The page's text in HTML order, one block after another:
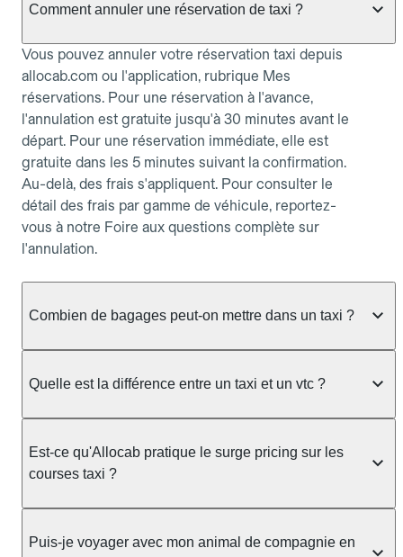
Comment annuler une réservation de taxi ?
Vous pouvez annuler votre réservation taxi depuis
allocab.com ou l'application, rubrique Mes
réservations. Pour une réservation à l'avance,
l'annulation est gratuite jusqu'à 30 minutes avant le
départ. Pour une réservation immédiate, elle est
gratuite dans les 5 minutes suivant la confirmation.
Au-delà, des frais s'appliquent. Pour consulter le
détail des frais par gamme de véhicule, reportez-
vous à notre Foire aux questions complète sur
l'annulation.
Combien de bagages peut-on mettre dans un taxi ?
taxi berline accueille en général jusqu'à 3 bagages
ou nombreux, précisez-le dans le champ "Message
au chauffeur" lors de la réservation. Le prix n'est
pas impacté par le nombre de bagages.
Quelle est la différence entre un taxi et un vtc ?
prendre en charge directement dans la rue, à une
station ou sur réservation, avec un tarif au
réservation et propose un prix fixe annoncé à
l'avance. Chez Allocab, réservez facilement votre
Est-ce qu'Allocab pratique le surge pricing sur les
courses taxi ?
réglementation préfectorale et suit un barème
Puis-je voyager avec mon animal de compagnie en